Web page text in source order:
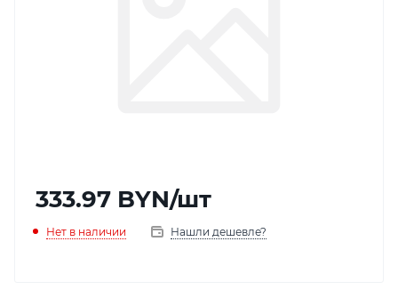
333.97 BYN/шт
Нет в наличии Нашли дешевле?